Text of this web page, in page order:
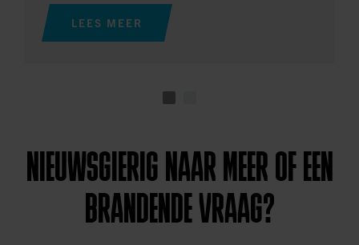
LEES MEER
NIEUWSGIERIG NAAR MEER OF EEN
BRANDENDE VRAAG?